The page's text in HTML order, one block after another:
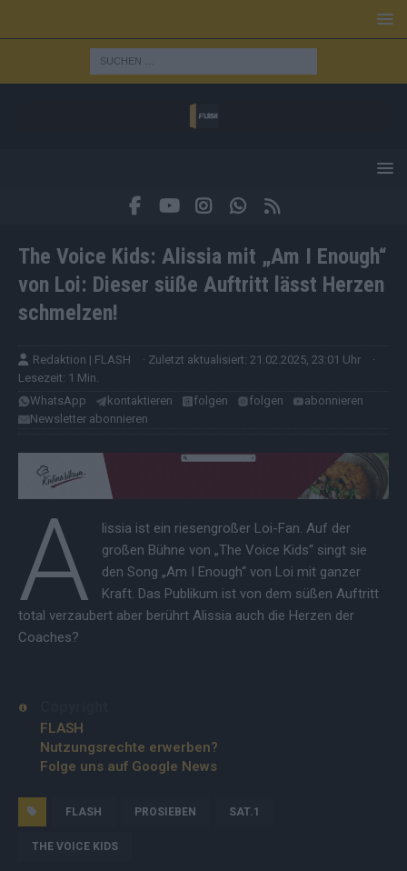
The Voice Kids: Alissia mit „Am I Enough“
von Loi: Dieser süße Auftritt lässt Herzen
schmelzen!
Redaktion | FLASH · Zuletzt aktualisiert: 21.02.2025, 23:01 Uhr
·
Lesezeit: 1 Min.
WhatsApp
kontaktieren folgen folgen
abonnieren
Newsletter abonnieren
A
lissia ist ein riesengroßer Loi-Fan. Auf der
großen Bühne von „The Voice Kids“ singt sie
den Song „Am I Enough“ von Loi mit ganzer
Kraft. Das Publikum ist von dem süßen Auftritt
total verzaubert aber berührt Alissia auch die Herzen der
Coaches?
FLASH
Nutzungsrechte erwerben?
Folge uns auf Google News
FLASH PROSIEBEN SAT.1
THE VOICE KIDS